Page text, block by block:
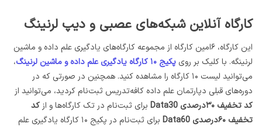
کارگاه آنلاین شبکه‌های عصبی و دیپ لرنینگ
این کارگاه، ۶امین کارگاه از مجموعه کارگاه‌های یادگیری علم داده و ماشین
لرنینگه. با کلیک بر روی پکیج ۱۰ کارگاه یادگیری علم داده و ماشین لرنینگ
،
می‌توانید لیست ۱۰ کارگاه را مشاهده کنید. همچنین در صورتی که در
دوره‌های قبلی دپارتمان علم داده کافه‌تدریس ثبت‌نام کردید، می‌توانید از
کد تخفیف ۳۰درصدی Data30
برای ثبت‌نام در تک کارگاه‌ها و از کد
تخفیف ۶۰درصدی Data60
برای ثبت‌نام در پکیج ۱۰ کارگاه یادگیری علم